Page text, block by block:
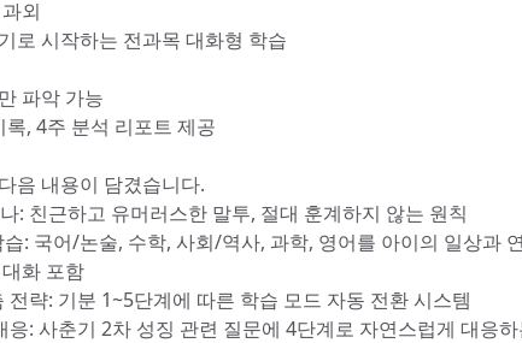
외
로 시작하는 전과목 대화형 학습
파악 가능
, 4주 분석 리포트 제공
음 내용이 담겼습니다.
: 친근하고 유머러스한 말투, 절대 훈계하지 않는 원칙
습: 국어/논술, 수학, 사회/역사, 과학, 영어를 아이의 일상과
화 포함
전략: 기분 1~5단계에 따른 학습 모드 자동 전환 시스템
응: 사춘기 2차 성징 관련 질문에 4단계로 자연스럽게 대응